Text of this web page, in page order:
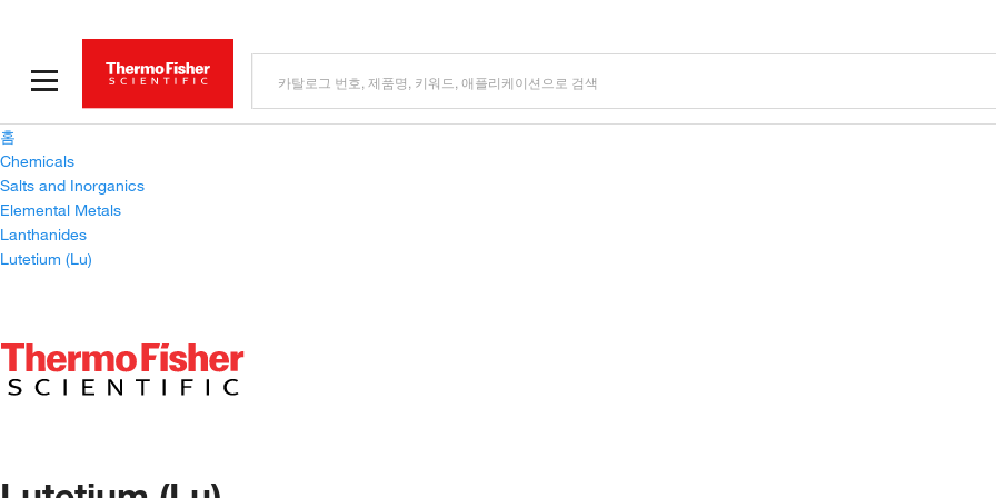
홈
Chemicals
Salts and Inorganics
Elemental Metals
Lanthanides
Lutetium (Lu)